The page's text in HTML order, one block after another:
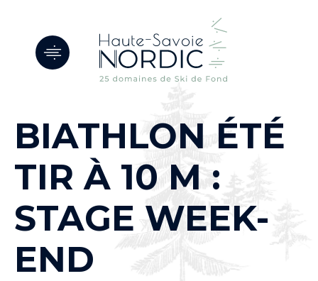
BIATHLON ÉTÉ
TIR À 10 M :
STAGE WEEK-
END